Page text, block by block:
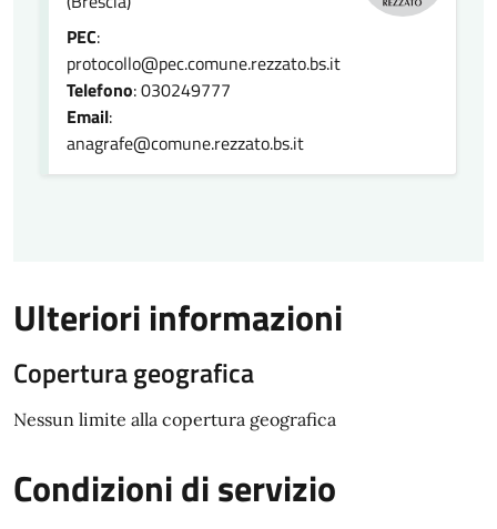
PEC:
protocollo@pec.comune.rezzato.bs.it
Telefono: 030249777
Email:
anagrafe@comune.rezzato.bs.it
Ulteriori informazioni
Copertura geografica
Nessun limite alla copertura geografica
Condizioni di servizio